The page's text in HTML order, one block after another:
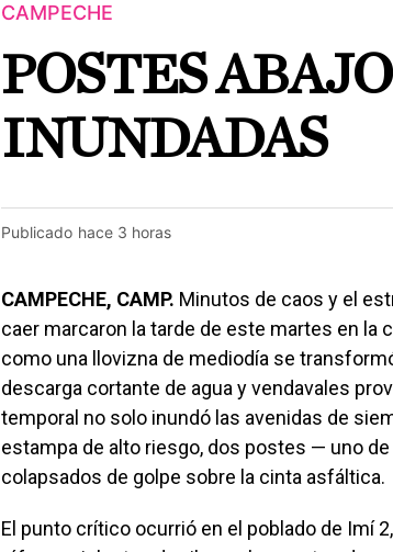
CAMPECHE
POSTES
INUNDADAS
Publicado hace 3 horas
CAMPECHE, CAMP. Minutos de caos y el
caer marcaron la tarde de este martes en la
como una llovizna de mediodía se
descarga cortante de agua y vendavales
temporal no solo inundó las avenidas de
estampa de alto riesgo, dos postes — uno
colapsados de golpe sobre la cinta asfáltica.
El punto crítico ocurrió en el poblado de Imí